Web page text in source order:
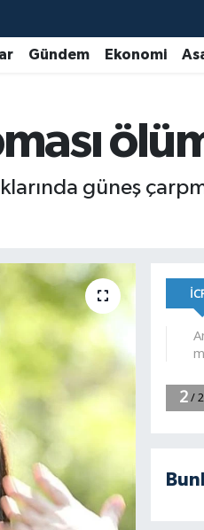
Gündem Ekonomi
güneş